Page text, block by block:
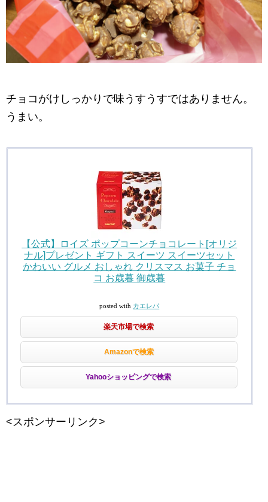
チョコがけしっかりで味うすうすではありません。
うまい。
【公式】ロイズ ポップコーンチョコレート[オリジ
ナル]プレゼント ギフト スイーツ スイーツセット
かわいい グルメ おしゃれ クリスマス お菓子 チョ
コ お歳暮 御歳暮
posted with カエレバ
楽天市場で検索
Amazonで検索
Yahooショッピングで検索
<スポンサーリンク>